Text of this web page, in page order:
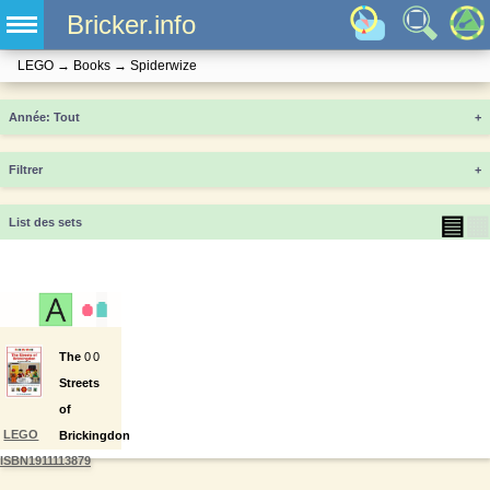
Bricker.info
LEGO → Books → Spiderwize
Année +
Filtrer +
List des sets ▤
LEGO
ISBN1911113879
The
Streets
of
Brickingdon
00